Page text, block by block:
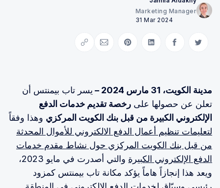
Marketing Manager
31 Mar 2024
Share on Twitter
Share on Facebook
Share on LinkedIn
Share on Pinterest
Share via Email
Copy link
مدينة الكويت، 31 مارس 2024 –
يسر تاب بيمنتس أن
تعلن عن حصولها على رخصة تقديم خدمات الدفع
الإلكتروني الكبيرة من قبل بنك الكويت المركزي وهذا وفقاً
لتعليمات تنظيم أعمال الدفع الالكتروني للأموال المحدثة
من قبل بنك الكويت المركزي حول نشاط مقدم خدمات
الدفع الإلكتروني الكبيرة
والتي أصدرت في مايو 2023،
ويعد هذا إنجازاً هاماً يؤكد مكانة تاب بيمنتس كمزود